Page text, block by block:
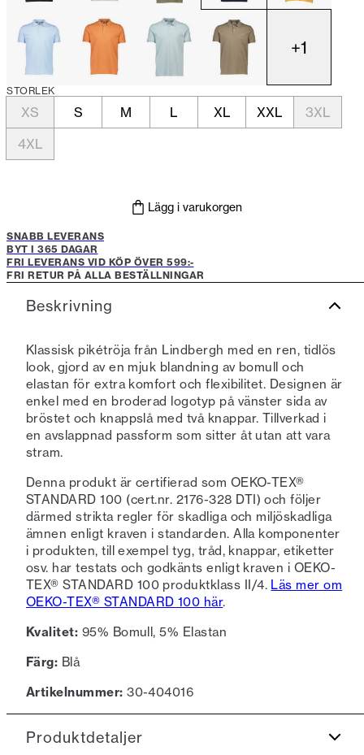
+1
STORLEK
XS S M L XL XXL
3XL
4XL
Lägg i varukorgen
SNABB LEVERANS
BYT I 365 DAGAR
FRI LEVERANS VID KÖP ÖVER 599:-
FRI RETUR PÅ ALLA BESTÄLLNINGAR
Beskrivning
Klassisk pikétröja från Lindbergh med en ren, tidlös
look, gjord av en mjuk blandning av bomull och
elastan för extra komfort och flexibilitet. Designen är
enkel med en broderad logotyp på vänster sida av
bröstet och knappslå med två knappar. Tillverkad i
en avslappnad passform som sitter åt utan att vara
stram.
Denna produkt är certifierad som OEKO-TEX®
STANDARD 100 (cert.nr. 2176-328 DTI) och följer
därmed strikta regler för skadliga och miljöskadliga
ämnen enligt kraven i standarden. Alla komponenter
i produkten, till exempel tyg, tråd, knappar, etiketter
osv. har testats och godkänts enligt kraven i OEKO-
TEX® STANDARD 100 produktklass II/4. Läs mer om
OEKO-TEX® STANDARD 100 här.
Kvalitet: 95% Bomull, 5% Elastan
Färg: Blå
Artikelnummer: 30-404016
Produktdetaljer